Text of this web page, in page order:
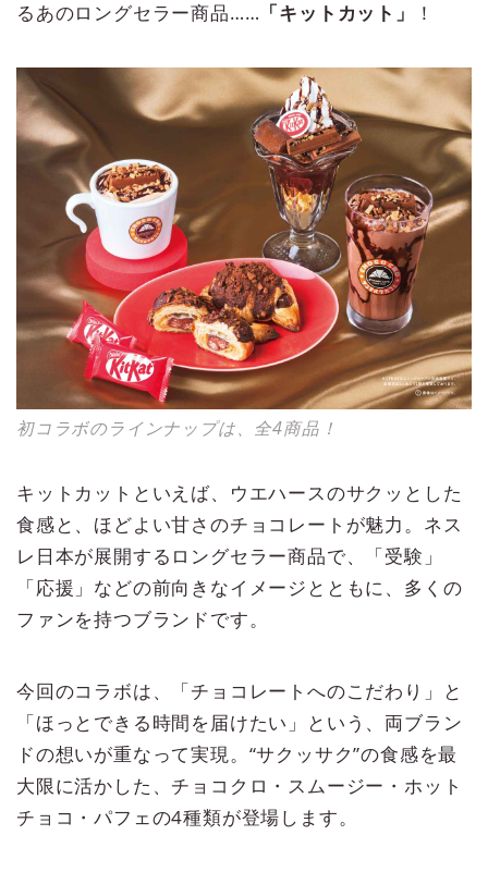
るあのロングセラー商品…… 「キットカット」 ！
初コラボのラインナップは、全4商品！
キットカットといえば、ウエハースのサクッとした
食感と、ほどよい甘さのチョコレートが魅力。ネス
レ日本が展開するロングセラー商品で、「受験」
「応援」などの前向きなイメージとともに、多くの
ファンを持つブランドです。
今回のコラボは、「チョコレートへのこだわり」と
「ほっとできる時間を届けたい」という、両ブラン
ドの想いが重なって実現。“サクッサク”の食感を最
大限に活かした、チョコクロ・スムージー・ホット
チョコ・パフェの4種類が登場します。